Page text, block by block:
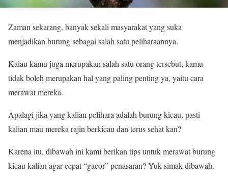
Zaman sekarang, banyak sekali masyarakat yang suka
menjadikan burung sebagai salah satu peliharaannya.
Kalau kamu juga merupakan salah satu orang tersebut, kamu
tidak boleh merupakan hal yang paling penting ya, yaitu cara
merawat mereka.
Apalagi jika yang kalian pelihara adalah burung kicau, pasti
kalian mau mereka rajin berkicau dan terus sehat kan?
Karena itu, dibawah ini kami berikan tips untuk merawat burung
kicau kalian agar cepat “gacor” penasaran? Yuk simak dibawah.